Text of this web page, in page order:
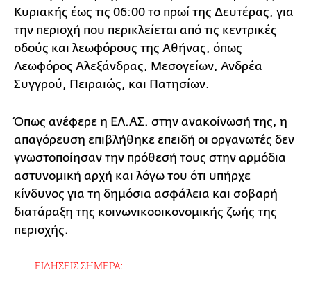
Κυριακής έως τις 06:00 το πρωί της Δευτέρας, για
την περιοχή που περικλείεται από τις κεντρικές
οδούς και λεωφόρους της Αθήνας, όπως
Λεωφόρος Αλεξάνδρας, Μεσογείων, Ανδρέα
Συγγρού, Πειραιώς, και Πατησίων.
Όπως ανέφερε η ΕΛ.ΑΣ. στην ανακοίνωσή της, η
απαγόρευση επιβλήθηκε επειδή οι οργανωτές δεν
γνωστοποίησαν την πρόθεσή τους στην αρμόδια
αστυνομική αρχή και λόγω του ότι υπήρχε
κίνδυνος για τη δημόσια ασφάλεια και σοβαρή
διατάραξη της κοινωνικοοικονομικής ζωής της
περιοχής.
ΕΙΔΗΣΕΙΣ ΣΗΜΕΡΑ: